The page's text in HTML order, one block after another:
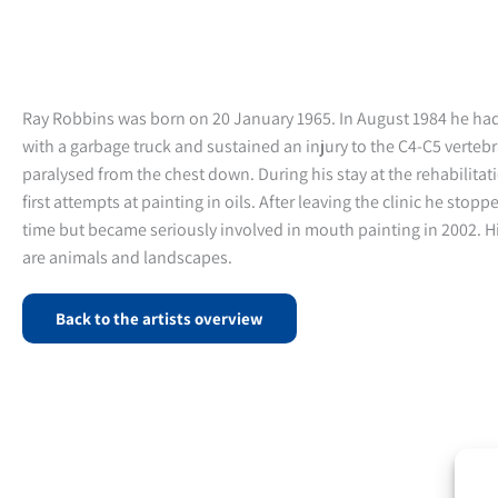
Ray Robbins was born on 20 January 1965. In August 1984 he
with a garbage truck and sustained an injury to the C4-C5
paralysed from the chest down. During his stay at the
first attempts at painting in oils. After leaving the clinic he
time but became seriously involved in mouth painting in 2002.
are animals and landscapes.
Back to the artists overview